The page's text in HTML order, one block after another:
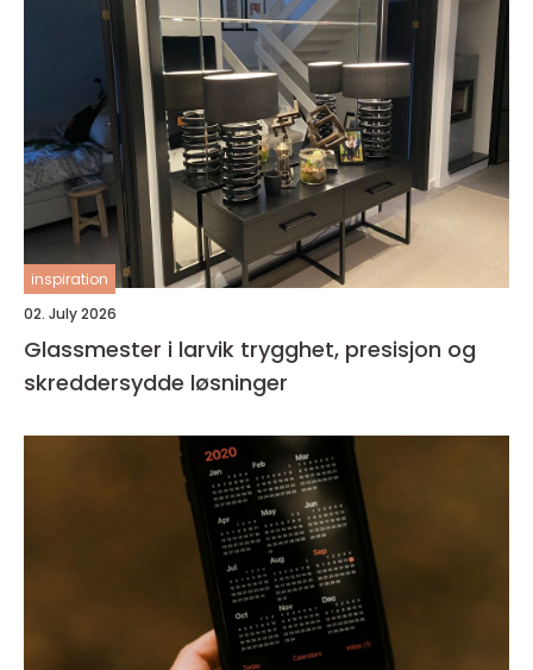
inspiration
02. July 2026
Glassmester i larvik trygghet, presisjon og
skreddersydde løsninger